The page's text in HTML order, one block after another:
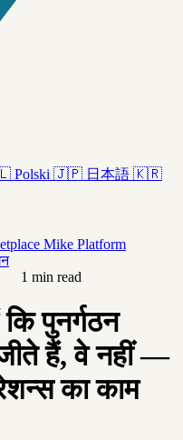
Polski 🇯🇵 日本語 🇰🇷
Mike Platform
1 min read
पुनर्गठन
हैं, वे नहीं —
का काम